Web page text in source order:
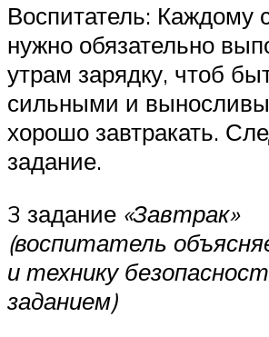
Воспитатель: Каждому
нужно обязательно
утрам зарядку, чтоб
сильными и
хорошо завтракать.
задание.
3 задание «Завтрак»
(воспитатель
и технику
заданием)